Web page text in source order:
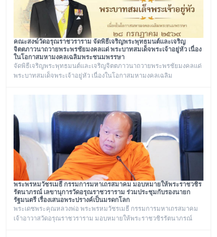
คณะสงฆ์วัดอรุณราชวราราม จัดพิธีเจริญพระพุทธมนต์และเจริญ
จิตตภาวนาถวายพระพรชัยมงคลแด่ พระบาทสมเด็จพระเจ้าอยู่หัว เนื่อง
ในโอกาสมหามงคลเฉลิมพระชนมพรรษา
จัดพิธีเจริญพระพุทธมนต์และเจริญจิตตภาวนาถวายพระพรชัยมงคลแด่
พระบาทสมเด็จพระเจ้าอยู่หัว เนื่องในโอกาสมหามงคลเฉลิม
ราชวราราม กรุงเทพเทพมหานครในวันอังคาร ที่ ๒๘ กรกฎาคม ๒๕๖๙
พระพรหมวัชรเมธี กรรมการมหาเถรสมาคม มอบหมายให้พระราชวชิร
รัตนาภรณ์ เลขานุการวัดอรุณราชวราราม ร่วมประชุมกับรองนายก
รัฐมนตรี เรื่องเสนอพระปรางค์เป็นมรดกโลก
พระเดชพระคุณหลวงพ่อ พระพรหมวัชรเมธี กรรมการมหาเถรสมาคม
เจ้าอาวาสวัดอรุณราชวราราม มอบหมายให้พระราชวชิรรัตนาภรณ์